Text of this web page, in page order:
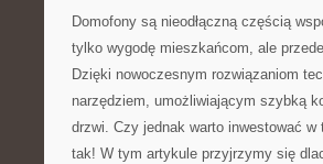
Domofony ⁣są nieodłączną częścią
tylko ‌wygodę⁣ mieszkańcom,‌ ale
Dzięki ‍nowoczesnym⁢ rozwiązaniom‌
narzędziem, umożliwiającym szybką
drzwi. Czy jednak ‌warto inwestować
tak!‌ W tym artykule⁣ przyjrzymy⁤ się